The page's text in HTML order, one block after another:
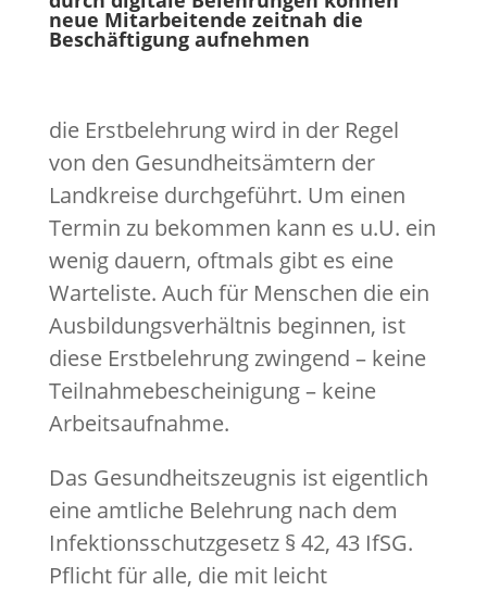
neue Mitarbeitende zeitnah die
Beschäftigung aufnehmen
die Erstbelehrung wird in der Regel
von den Gesundheitsämtern der
Landkreise durchgeführt. Um einen
Termin zu bekommen kann es u.U. ein
wenig dauern, oftmals gibt es eine
Warteliste. Auch für Menschen die ein
Ausbildungsverhältnis beginnen, ist
diese Erstbelehrung zwingend – keine
Teilnahmebescheinigung – keine
Arbeitsaufnahme.
Das Gesundheitszeugnis ist eigentlich
eine amtliche Belehrung nach dem
Infektionsschutzgesetz § 42, 43 IfSG.
Pflicht für alle, die mit leicht